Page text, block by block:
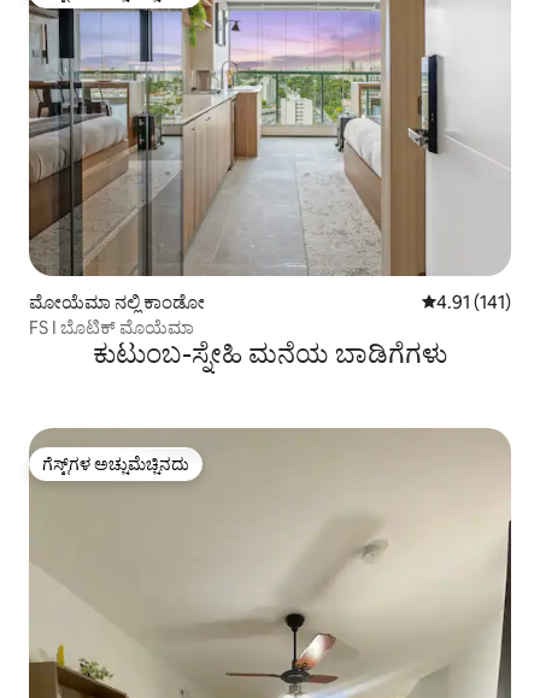
ಮೋಯೆಮಾ ನಲ್ಲಿ ಕಾಂಡೋ 5 ರಲ್ಲಿ 4.91
4.91 (141)
FS I ಬೊಟಿಕ್ ಮೊಯೆಮಾ
ಕುಟುಂಬ-ಸ್ನೇಹಿ ಮನೆಯ ಬಾಡಿಗೆಗಳು
ಗೆಸ್ಟ್‌ಗಳ ಅಚ್ಚುಮೆಚ್ಚಿನದು
ಗೆಸ್ಟ್‌ಗಳ ಅಚ್ಚುಮೆಚ್ಚಿನದು